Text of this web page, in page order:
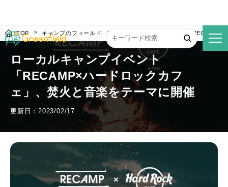
TOP キャンプのフィールド ローカルキャンプイベント「RECAMP×
ローカルキャンプイベント
「RECAMP×ハードロックカフ
ェ」、焚火と音楽をテーマに開催
更新日：2023/02/17